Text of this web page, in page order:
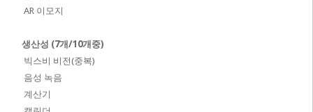
AR 이모지
생산성 (7개/10개중)
빅스비 비전(중복)
음성 녹음
계산기